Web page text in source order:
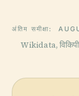
अंतिम समीक्षा:
Wikidata,